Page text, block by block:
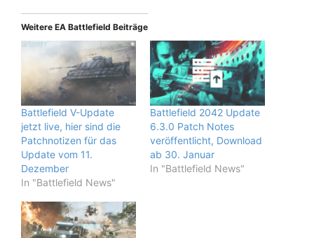
Weitere EA Battlefield Beiträge
Battlefield V-Update
jetzt live, hier sind die
Patchnotizen für das
Update vom 11.
Dezember
In "Battlefield News"
Battlefield 2042 Update
6.3.0 Patch Notes
veröffentlicht, Download
ab 30. Januar
In "Battlefield News"